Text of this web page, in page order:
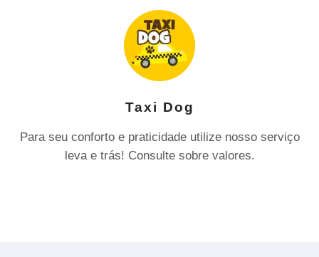
Taxi Dog
Para seu conforto e praticidade utilize nosso serviço
leva e trás! Consulte sobre valores.